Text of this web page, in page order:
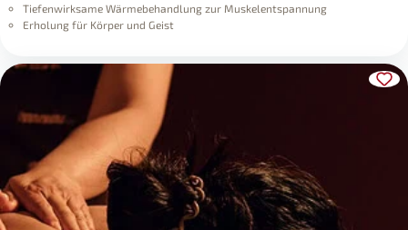
Tiefenwirksame Wärmebehandlung zur Muskelentspannung
Erholung für Körper und Geist